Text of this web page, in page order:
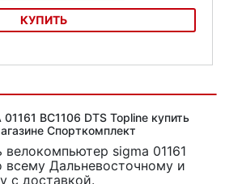
КУПИТЬ
BC1106 DTS Topline купить
Спорткомплект
sigma 01161
всему Дальневосточному и
с доставкой.